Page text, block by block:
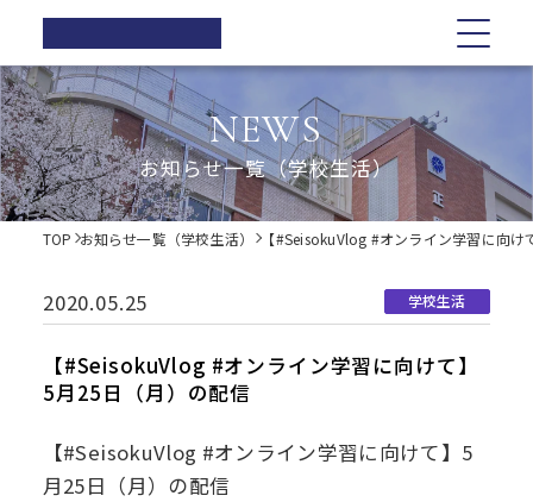
正則高等
学校
学校紹介
正則高等学校の3つの柱
校長ご挨拶
歴史・伝統
制服紹介
教育の特色
正則教育の全体図
学習指導
教科紹介
教育内容
生活指導
PTA
学校生活
年間行事
体育祭
学院祭
学習旅行
入試情報
オープンスクール・学校説明会
募集要項
Web出願について
入試Q&A
在校生の方へ
卒業生の方へ
各種証明書の発行
同窓会
学校紹介
正則高等学校の3つの柱
校長ご挨拶
施設紹介
教育の特色
正則教育の全体図
教育内容
進路指導
学校生活
学院祭
学習旅行
募集要項
Web出願について
在校生の方へ
卒業生の方へ
NEWS
お知らせ一覧（学校生活）
TOP お知らせ一覧（学校生活） 【#SeisokuVlog #オンライン学習に向け
2020.05.25 学校生活
【#SeisokuVlog #オンライン学習に向けて】
5月25日（月）の配信
【#SeisokuVlog #オンライン学習に向けて】5
月25日（月）の配信